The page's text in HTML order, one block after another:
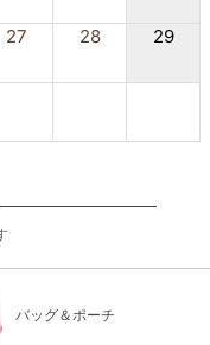
27 28 29
バッグ＆ポーチ